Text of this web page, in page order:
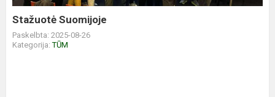
Stažuotė Suomijoje
Paskelbta: 2025-08-26
Kategorija:TŪM